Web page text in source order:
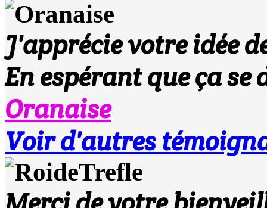
J'apprécie votre idée
En espérant que ça se
Oranaise
Voir d'autres